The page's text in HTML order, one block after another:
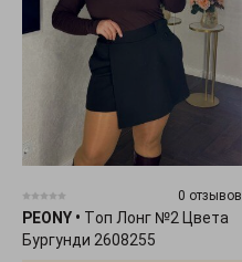
0 отзывов
PEONY • Tоп Лонг №2 Цвета
Бургунди 2608255